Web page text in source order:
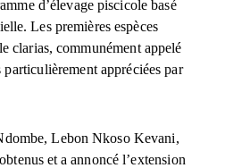
d’élevage piscicole basé
Les premières espèces
clarias, communément appelé
appréciées par
Lebon Nkoso Kevani,
et a annoncé l’extension